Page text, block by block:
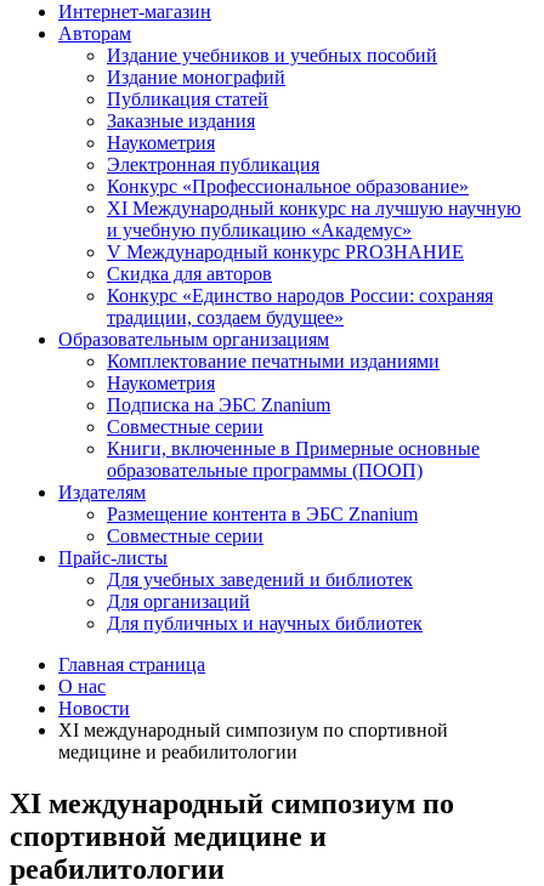
Интернет-магазин
Авторам
Издание учебников и учебных пособий
Издание монографий
Публикация статей
Заказные издания
Наукометрия
Электронная публикация
Конкурс «Профессиональное образование»
XI Международный конкурс на лучшую научную
и учебную публикацию «Академус»
V Международный конкурс PROЗНАНИЕ
Скидка для авторов
Конкурс «Единство народов России: сохраняя
традиции, создаем будущее»
Образовательным организациям
Комплектование печатными изданиями
Наукометрия
Подписка на ЭБС Znanium
Совместные серии
Книги, включенные в Примерные основные
образовательные программы (ПООП)
Издателям
Размещение контента в ЭБС Znanium
Совместные серии
Прайс-листы
Для учебных заведений и библиотек
Для организаций
Для публичных и научных библиотек
Главная страница
О нас
Новости
ХI международный симпозиум по спортивной
медицине и реабилитологии
ХI международный симпозиум по
спортивной медицине и
реабилитологии